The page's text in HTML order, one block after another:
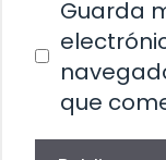
Guarda
que